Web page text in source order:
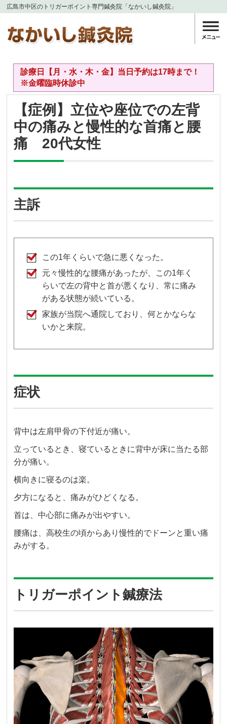
広島市中区のトリガーポイント専門鍼灸院「なかいし鍼灸院」
診療日【月・水・木・金】当日予約は17時まで！
※金曜臨時休診中
【症例】立位や座位での左背
中の痛みと慢性的な首痛と腰
痛 20代女性
主訴
この1年くらいで急に悪くなった。
元々慢性的な腰痛があったが、この1年く
らいで左の背中と首が悪くなり、常に痛み
がある状態が続いている。
家族が当院へ通院しており、何とかならな
いかと来院。
症状
背中は左肩甲骨の下付近が痛い。
立っているとき、寝ているときに背中が床に当たる部
分が痛い。
横向きに寝るのは楽。
夕方になると、痛みがひどくなる。
首は、中心部に痛みが出やすい。
腰痛は、高校生の頃からあり慢性的でドーンと重い痛
みがする。
トリガーポイント鍼療法